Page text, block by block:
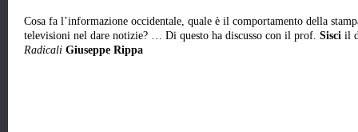
Cosa fa l’informazione occidentale, quale è il comportamento della
televisioni nel dare notizie? … Di questo ha discusso con il prof. Sisci il
Radicali Giuseppe Rippa